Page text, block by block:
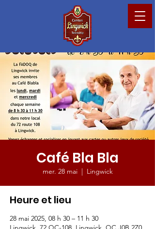
Café Bla Bla
mer. 28 mai
  |
Lingwick
Heure et lieu
28 mai 2025, 08 h 30 – 11 h 30